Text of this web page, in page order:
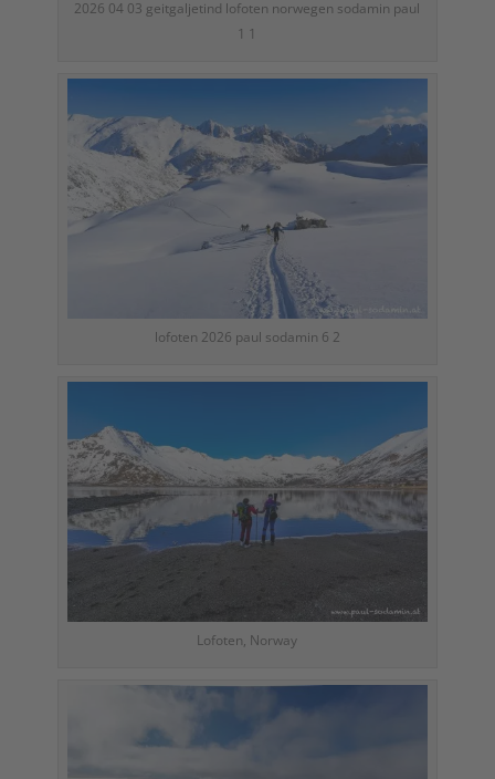
2026 04 03 geitgaljetind lofoten norwegen sodamin paul
1 1
lofoten 2026 paul sodamin 6 2
Lofoten, Norway